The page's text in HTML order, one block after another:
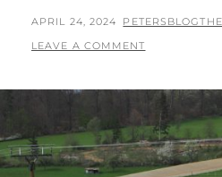
EWIG
AS M
POSTED
ON
APRIL 24, 2024 BY
LEAVE A COMMENT